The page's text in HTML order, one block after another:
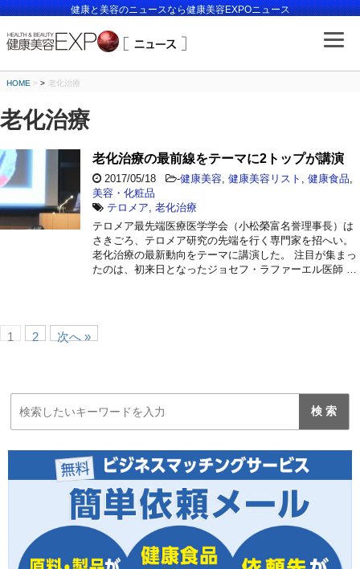
健康と美容のニュースなら健康美容EXPOニュース
HOME > 老化治療
老化治療
老化治療の最前線をテーマに2トップが講演
2017/05/18 -健康美容 健康美容リスト 健康食品
美容・化粧品
テロメア 老化治療
テロメア最先端医療医学学会（小松榮富名誉理事長）は
さきごろ、テロメア研究の先端を行く専門家を招へい。
老化治療の最新動向をテーマに講演した。 注目が集まっ
たのは、初来日となったジョセフ・ラファーエル医師 …
1 2 次へ »